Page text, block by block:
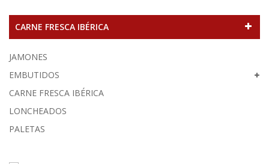
CARNE FRESCA IBÉRICA
JAMONES
EMBUTIDOS
CARNE FRESCA IBÉRICA
LONCHEADOS
PALETAS